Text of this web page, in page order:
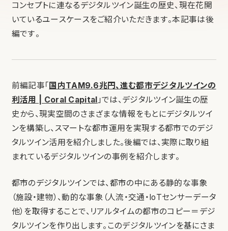
コンセプトに連なるデジタルツイン誕生の歴史、現在花開
いているユースケースをご紹介いただきます。本記事は後
編です。
前編記事「 国内TAM9.6兆円、進む都市デジタルツインの
利活用 | Coral Capital 」では、デジタルツイン誕生の歴
史から、現実空間のさまざまな情報をもとにデジタルツイ
ンを構築し、スマートな都市運用を実現する都市でのデジ
タルツイン活用を紹介しました。後編では、実際に取り組
まれているデジタルツインの事例を紹介します。
都市のデジタルツインでは、都市の中にある静的な事象
（施設・建物）、動的な事象（人流・交通・IoTセンサーデータ
他）を取得することで、リアルタイムの都市のコピー＝デジ
タルツインを作り出します。このデジタルツインを基にさま